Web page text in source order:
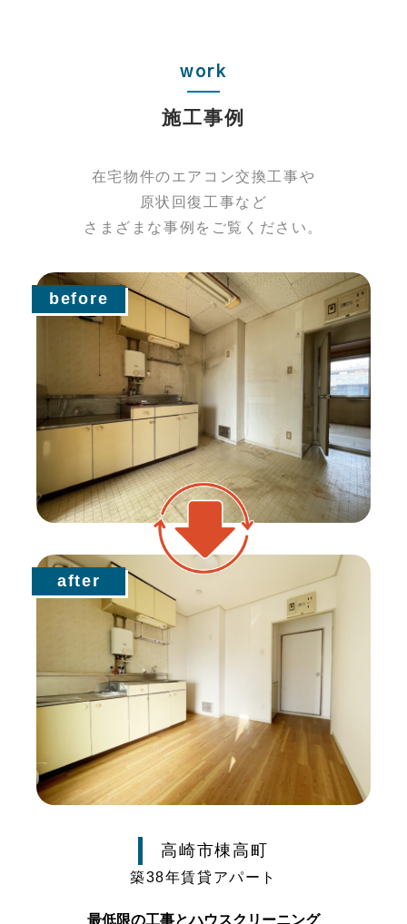
work
施工事例
在宅物件のエアコン交換工事や
原状回復工事など
さまざまな事例をご覧ください。
before
after
高崎市棟高町
築38年賃貸アパート
最低限の工事とハウスクリーニング